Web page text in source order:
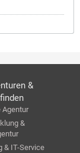
&
Agentur
&
& IT-Service